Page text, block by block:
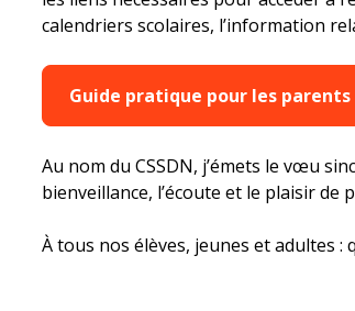
calendriers scolaires, l’information
Guide pratique pour les parents
Au nom du CSSDN, j’émets le vœu
bienveillance, l’écoute et le plaisir de
À tous nos élèves, jeunes et adultes :